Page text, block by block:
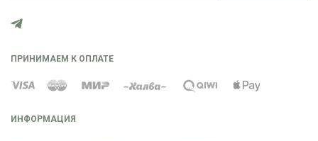
ИНФОРМАЦИЯ
ПРИНИМАЕМ К ОПЛАТЕ